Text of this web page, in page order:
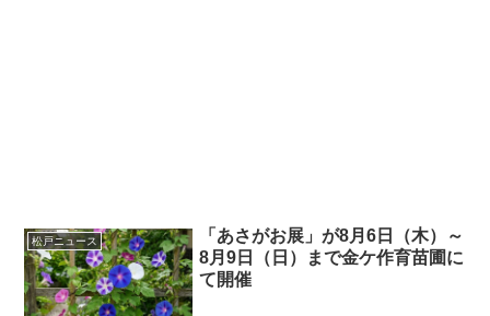
松戸ニュース
「あさがお展」が8月6日（木）～
8月9日（日）まで金ケ作育苗圃に
て開催